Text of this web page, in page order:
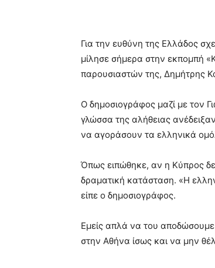
Για την ευθύνη της Ελλάδος
μίλησε σήμερα στην εκπομπή
παρουσιαστών της, Δημήτρης
Ο δημοσιογράφος μαζί με τον
γλώσσα της αλήθειας
να αγοράσουν τα ελληνικά
Όπως ειπώθηκε, αν η Κύπρος
δραματική κατάσταση. «Η
είπε ο δημοσιογράφος.
Εμείς απλά να του αποδώσουμε
στην Αθήνα ίσως και να μην